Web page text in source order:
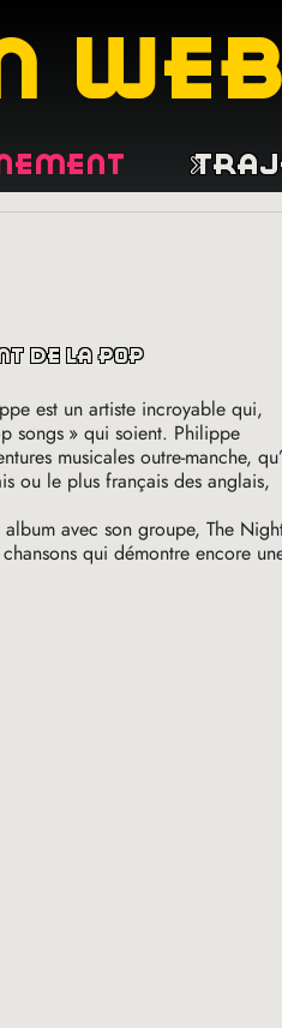
web
de la pop
est un artiste incroyable qui,
songs » qui soient. Philippe
musicales outre-manche,
ou le plus français des anglais,
avec son groupe, The
qui démontre encore